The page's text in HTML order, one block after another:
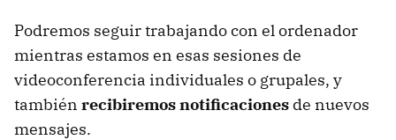
Podremos seguir trabajando con el ordenador
mientras estamos en esas sesiones de
videoconferencia individuales o grupales, y
también recibiremos notificaciones de nuevos
mensajes.